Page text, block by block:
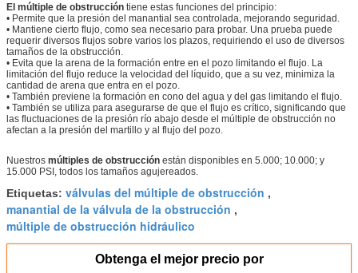
El múltiple de obstrucción tiene estas funciones del principio:
• Permite que la presión del manantial sea controlada, mejorando seguridad.
• Mantiene cierto flujo, como sea necesario para probar. Una prueba puede
requerir diversos flujos sobre varios los plazos, requiriendo el uso de diversos
tamaños de la obstrucción.
• Evita que la arena de la formación entre en el pozo limitando el flujo. La
limitación del flujo reduce la velocidad del líquido, que a su vez, minimiza la
cantidad de arena que entra en el pozo.
• También previene la formación en cono del agua y del gas limitando el flujo.
• También se utiliza para asegurarse de que el flujo es crítico, significando que
las fluctuaciones de la presión río abajo desde el múltiple de obstrucción no
afectan a la presión del martillo y al flujo del pozo.
Nuestros múltiples de obstrucción están disponibles en 5.000; 10.000; y
15.000 PSI, todos los tamaños agujereados.
Etiquetas: válvulas del múltiple de obstrucción ,
manantial de la válvula de la obstrucción ,
múltiple de obstrucción hidráulico
Obtenga el mejor precio por